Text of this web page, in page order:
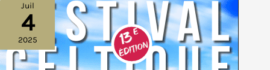
Juil
4
2025